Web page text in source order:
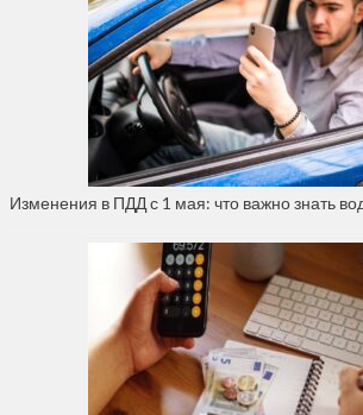
Изменения в ПДД с 1 мая: что важно знать